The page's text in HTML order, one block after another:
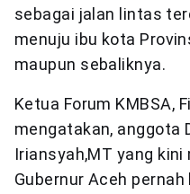
sebagai jalan lintas
menuju ibu kota
maupun sebaliknya.
Ketua Forum KMBSA,
mengatakan, anggota
Iriansyah,MT yang
Gubernur Aceh